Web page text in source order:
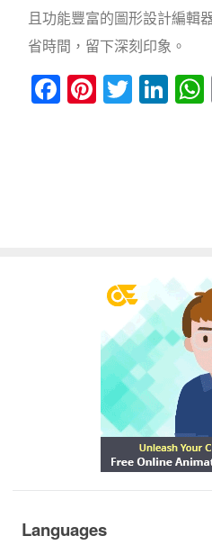
且功能豐富的圖形設計編輯
省時間，留下深刻印象。
Facebook
Languages